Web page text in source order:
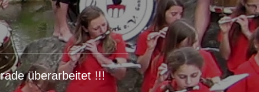
überarbeitet !!!